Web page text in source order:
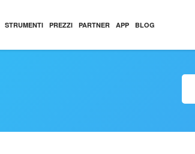
STRUMENTI PREZZI PARTNER APP BLOG